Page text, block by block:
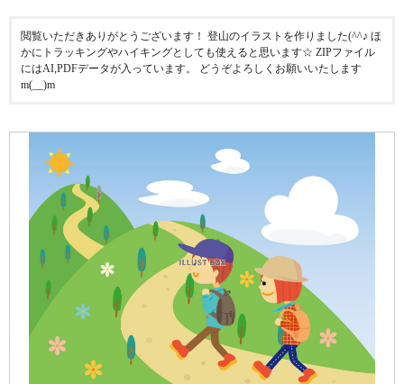
閲覧いただきありがとうございます！ 登山のイラストを作りました(^^♪ ほ
かにトラッキングやハイキングとしても使えると思います☆ ZIPファイル
にはAI,PDFデータが入っています。 どうぞよろしくお願いいたします
m(__)m